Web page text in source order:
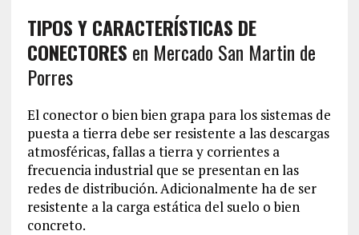
TIPOS Y CARACTERÍSTICAS DE
CONECTORES en Mercado San Martin de
Porres
El conector o bien bien grapa para los sistemas de
puesta a tierra debe ser resistente a las descargas
atmosféricas, fallas a tierra y corrientes a
frecuencia industrial que se presentan en las
redes de distribución. Adicionalmente ha de ser
resistente a la carga estática del suelo o bien
concreto.